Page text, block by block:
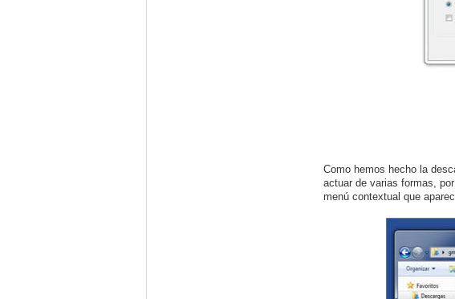
Como hemos hecho la
actuar de varias formas,
menú contextual que